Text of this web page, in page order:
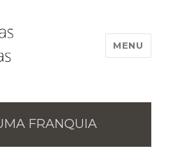
MENU
FRANQUIA